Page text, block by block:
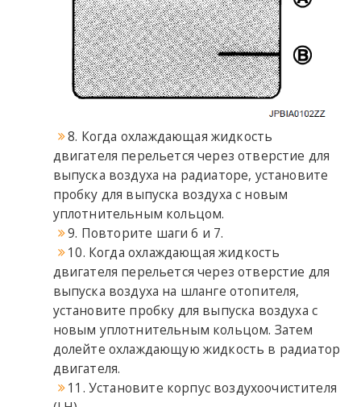
8. Когда охлаждающая жидкость
двигателя перельется через отверстие для
выпуска воздуха на радиаторе, установите
пробку для выпуска воздуха с новым
уплотнительным кольцом.
9. Повторите шаги 6 и 7.
10. Когда охлаждающая жидкость
двигателя перельется через отверстие для
выпуска воздуха на шланге отопителя,
установите пробку для выпуска воздуха с
новым уплотнительным кольцом. Затем
долейте охлаждающую жидкость в радиатор
двигателя.
11. Установите корпус воздухоочистителя